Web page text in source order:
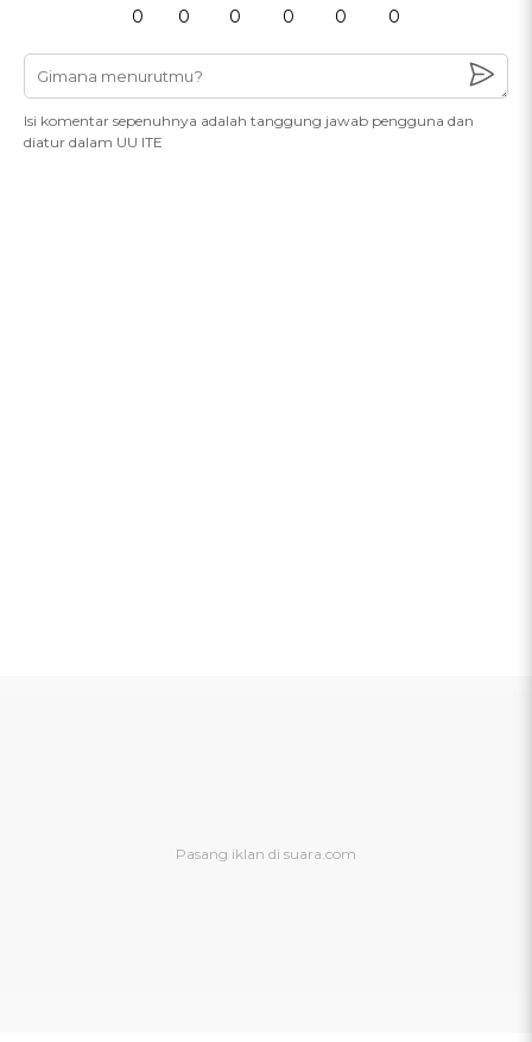
0 0 0 0 0 0
Isi komentar sepenuhnya adalah tanggung jawab pengguna dan
diatur dalam UU ITE